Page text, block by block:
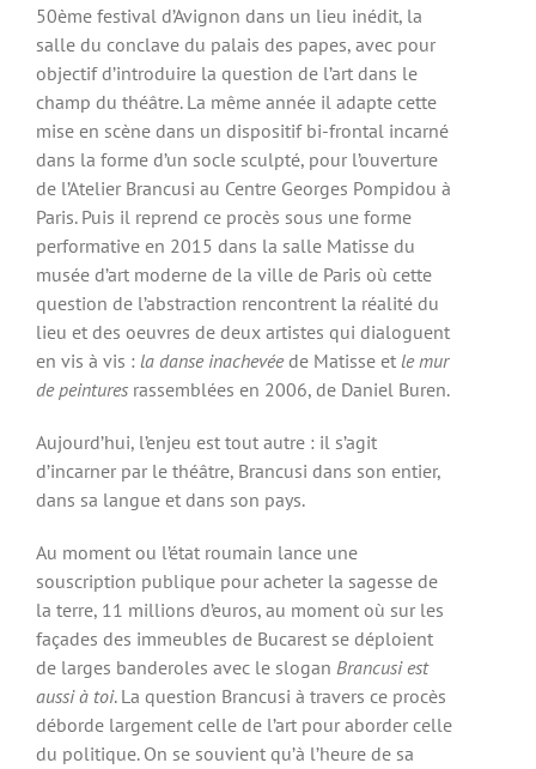
50ème festival d’Avignon dans un lieu inédit, la
salle du conclave du palais des papes, avec pour
objectif d’introduire la question de l’art dans le
champ du théâtre. La même année il adapte cette
mise en scène dans un dispositif bi-frontal incarné
dans la forme d’un socle sculpté, pour l’ouverture
de l’Atelier Brancusi au Centre Georges Pompidou à
Paris. Puis il reprend ce procès sous une forme
performative en 2015 dans la salle Matisse du
musée d’art moderne de la ville de Paris où cette
question de l’abstraction rencontrent la réalité du
lieu et des oeuvres de deux artistes qui dialoguent
en vis à vis : la danse inachevéede Matisse et le mur
de peintures rassemblées en 2006, de Daniel Buren.
Aujourd’hui, l’enjeu est tout autre : il s’agit
d’incarner par le théâtre, Brancusi dans son entier,
dans sa langue et dans son pays.
Au moment ou l’état roumain lance une
souscription publique pour acheter la sagesse de
la terre, 11 millions d’euros, au moment où sur les
façades des immeubles de Bucarest se déploient
de larges banderoles avec le slogan Brancusi est
aussi à toi. La question Brancusi à travers ce procès
déborde largement celle de l’art pour aborder celle
du politique. On se souvient qu’à l’heure de sa